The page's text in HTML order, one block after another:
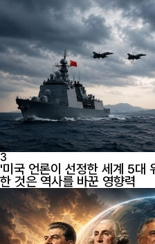
3
'미국 언론이 선정한 세계 5
한 것은 역사를 바꾼 영향력